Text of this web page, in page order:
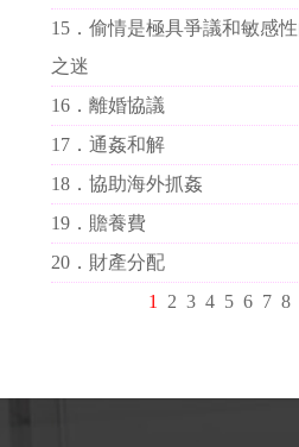
15． 偷情是極具爭議和敏感
之迷
16． 離婚協議
17． 通姦和解
18． 協助海外抓姦
19． 贍養費
20． 財產分配
1
2 3 4 5 6 7 8